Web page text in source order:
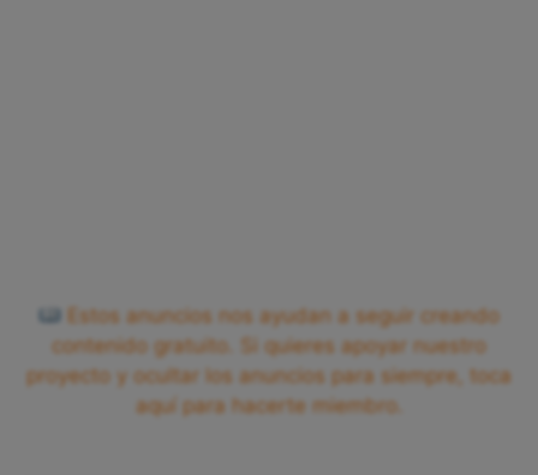
Estos anuncios nos ayudan a seguir creando
contenido gratuito. Si quieres apoyar nuestro
proyecto y ocultar los anuncios para siempre, toca
aquí para hacerte miembro.